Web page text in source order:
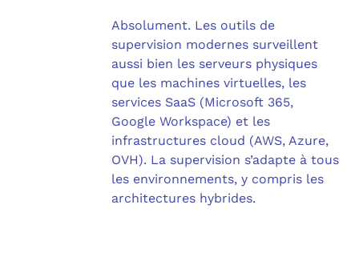
Absolument. Les outils de
supervision modernes surveillent
aussi bien les serveurs physiques
que les machines virtuelles, les
services SaaS (Microsoft 365,
Google Workspace) et les
infrastructures cloud (AWS, Azure,
OVH). La supervision s’adapte à tous
les environnements, y compris les
architectures hybrides.​